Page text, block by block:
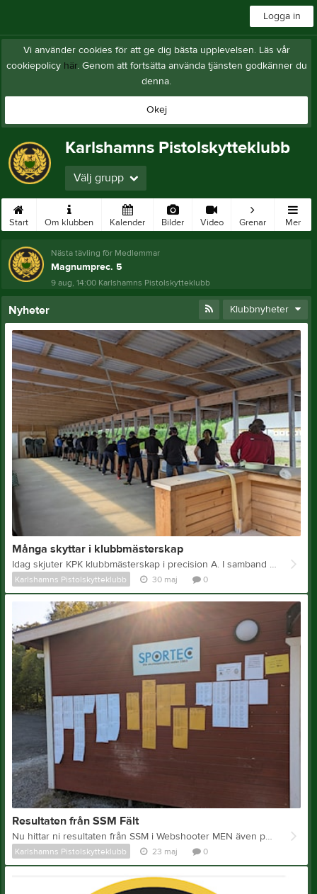
Logga in
Vi använder cookies för att ge dig bästa upplevelsen. Läs vår
cookiepolicy här. Genom att fortsätta använda tjänsten godkänner du
denna.
Okej
Karlshamns Pistolskytteklubb
Välj grupp
Start Om klubben Kalender Bilder Video Grenar Mer
Nästa tävling för Medlemmar
Magnumprec. 5
9 aug, 14:00 Karlshamns Pistolskytteklubb
Nyheter Klubbnyheter
Många skyttar i klubbmästerskap
Idag skjuter KPK klubbmästerskap i precision A. I samband med detta genomförs en krets tävling i precision. Hela 15 skyttar deltar i klubbmästerskapet. Otroligt kul att så många deltar i klubbmästerskapet.
Karlshamns Pistolskytteklubb 30 maj 0
Resultaten från SSM Fält
Nu hittar ni resultaten från SSM i Webshooter MEN även på Blekinge Pistolskyttekrets hemsida Stort tack till alla medlemmar i Karlshamns Pk som ställde upp under SSM med förberedelser och genomförande. SSM Fält
Karlshamns Pistolskytteklubb 23 maj 0